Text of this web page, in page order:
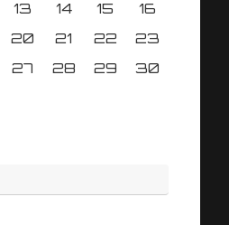
13 14 15
16
20 21 22
23
27 28 29
30